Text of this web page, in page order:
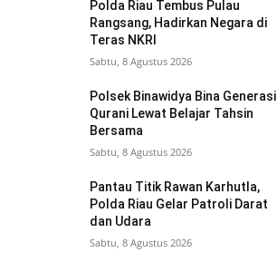
Polda Riau Tembus Pulau
Rangsang, Hadirkan Negara di
Teras NKRI
Sabtu, 8 Agustus 2026
Polsek Binawidya Bina Generasi
Qurani Lewat Belajar Tahsin
Bersama
Sabtu, 8 Agustus 2026
Pantau Titik Rawan Karhutla,
Polda Riau Gelar Patroli Darat
dan Udara
Sabtu, 8 Agustus 2026